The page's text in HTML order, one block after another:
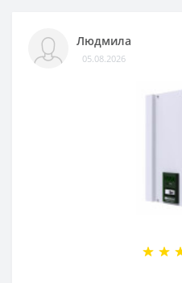
Людмила
05.08.2026